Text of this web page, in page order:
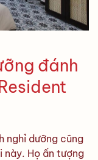
đánh
nghỉ dưỡng cũng
này. Họ ấn tượng